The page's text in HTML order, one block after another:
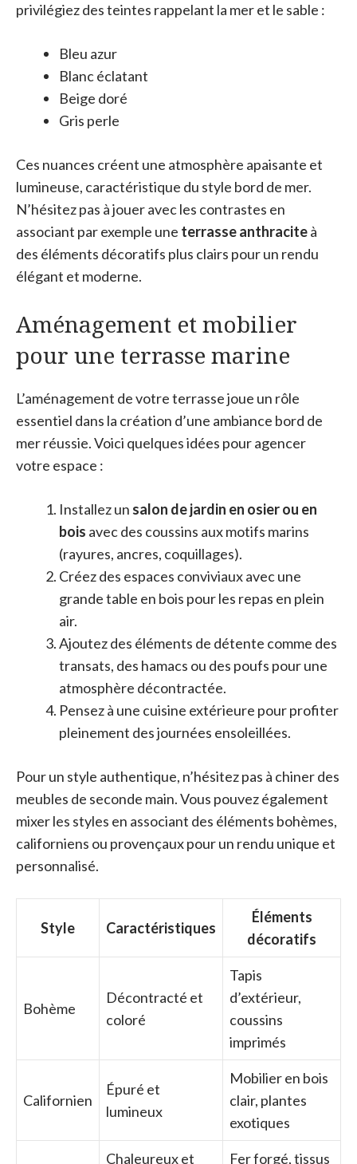
privilégiez des teintes rappelant la mer et le sable :
Bleu azur
Blanc éclatant
Beige doré
Gris perle
Ces nuances créent une atmosphère apaisante et
lumineuse, caractéristique du style bord de mer.
N’hésitez pas à jouer avec les contrastes en
associant par exemple une terrasse anthraciteà
des éléments décoratifs plus clairs pour un rendu
élégant et moderne.
Aménagement et mobilier
pour une terrasse marine
L’aménagement de votre terrasse joue un rôle
essentiel dans la création d’une ambiance bord de
mer réussie. Voici quelques idées pour agencer
votre espace :
Installez un salon de jardin en osier ou en
bois avec des coussins aux motifs marins
(rayures, ancres, coquillages).
Créez des espaces conviviaux avec une
grande table en bois pour les repas en plein
air.
Ajoutez des éléments de détente comme des
transats, des hamacs ou des poufs pour une
atmosphère décontractée.
Pensez à une cuisine extérieure pour profiter
pleinement des journées ensoleillées.
Pour un style authentique, n’hésitez pas à chiner des
meubles de seconde main. Vous pouvez également
mixer les styles en associant des éléments bohèmes,
californiens ou provençaux pour un rendu unique et
personnalisé.
Style Caractéristiques
Éléments
décoratifs
Bohème
Décontracté et
coloré
Tapis
d’extérieur,
coussins
imprimés
Californien
Épuré et
lumineux
Mobilier en bois
clair, plantes
exotiques
Chaleureux et Fer forgé, tissus